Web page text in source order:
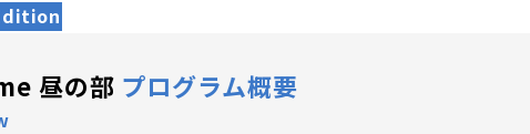
昼の部 プログラム概要